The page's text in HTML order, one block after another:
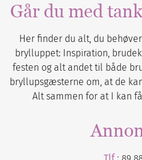
Går du med
Her finder du alt, du
brylluppet: Inspiration,
festen og alt andet til både
bryllupsgæsterne om, at de
Alt sammen for at I kan